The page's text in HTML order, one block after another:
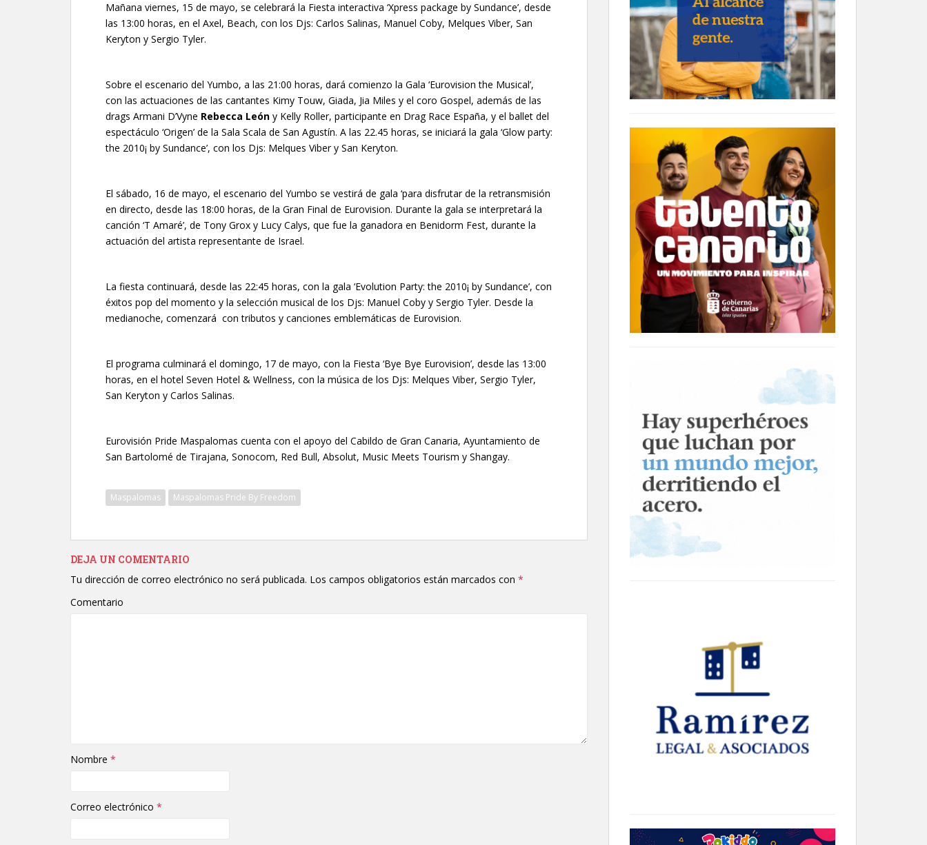
Mañana viernes, 15 de mayo, se celebrará la Fiesta interactiva ‘Xpress package by Sundance’, desde
las 13:00 horas, en el Axel, Beach, con los Djs: Carlos Salinas, Manuel Coby, Melques Viber, San
Keryton y Sergio Tyler.
Sobre el escenario del Yumbo, a las 21:00 horas, dará comienzo la Gala ‘Eurovision the Musical’,
con las actuaciones de las cantantes Kimy Touw, Giada, Jia Miles y el coro Gospel, además de las
drags Armani D’Vyne Rebecca León y Kelly Roller, participante en Drag Race España, y el ballet del
espectáculo ‘Origen’ de la Sala Scala de San Agustín. A las 22.45 horas, se iniciará la gala ‘Glow party:
the 2010¡ by Sundance’, con los Djs: Melques Viber y San Keryton.
El sábado, 16 de mayo, el escenario del Yumbo se vestirá de gala ‘para disfrutar de la retransmisión
en directo, desde las 18:00 horas, de la Gran Final de Eurovision. Durante la gala se interpretará la
canción ‘T Amaré’, de Tony Grox y Lucy Calys, que fue la ganadora en Benidorm Fest, durante la
actuación del artista representante de Israel.
La fiesta continuará, desde las 22:45 horas, con la gala ‘Evolution Party: the 2010¡ by Sundance’, con
éxitos pop del momento y la selección musical de los Djs: Manuel Coby y Sergio Tyler. Desde la
medianoche, comenzará con tributos y canciones emblemáticas de Eurovision.
El programa culminará el domingo, 17 de mayo, con la Fiesta ‘Bye Bye Eurovision’, desde las 13:00
horas, en el hotel Seven Hotel & Wellness, con la música de los Djs: Melques Viber, Sergio Tyler,
San Keryton y Carlos Salinas.
Eurovisión Pride Maspalomas cuenta con el apoyo del Cabildo de Gran Canaria, Ayuntamiento de
San Bartolomé de Tirajana, Sonocom, Red Bull, Absolut, Music Meets Tourism y Shangay.
Maspalomas Maspalomas Pride By Freedom
DEJA UN COMENTARIO
Tu dirección de correo electrónico no será publicada. Los campos obligatorios están marcados con *
Comentario
Nombre *
Correo electrónico *